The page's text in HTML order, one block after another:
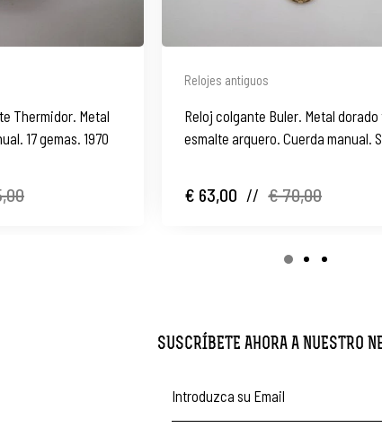
Thermidor. Metal
17 gemas. 1970
Relojes antiguos
Reloj colgante Buler. Metal dorado
esmalte arquero. Cuerda manual.
€ 63,00 // € 70,00
SUSCRÍBETE AHORA A NUESTRO